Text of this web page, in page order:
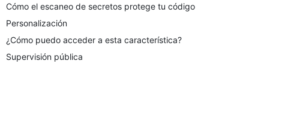
Cómo el escaneo de secretos protege tu código
Personalización
¿Cómo puedo acceder a esta característica?
Supervisión pública